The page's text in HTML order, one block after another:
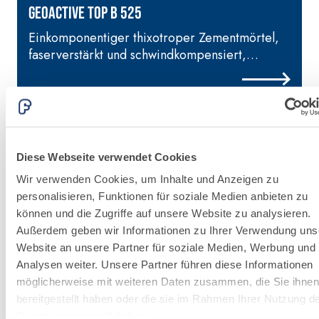
Diese Webseite verwendet Cookies
Wir verwenden Cookies, um Inhalte und Anzeigen zu
personalisieren, Funktionen für soziale Medien anbieten zu
können und die Zugriffe auf unsere Website zu analysieren.
Außerdem geben wir Informationen zu Ihrer Verwendung
Website an unsere Partner für soziale Medien, Werbung und
Analysen weiter. Unsere Partner führen diese Informationen
möglicherweise mit weiteren Daten zusammen, die Sie ihnen
bereitgestellt haben oder die sie im Rahmen Ihrer Nutzung
GEOACTIVE TOP B 525
Einkomponentiger thixotroper Zementmörtel,
faserverstärkt und schwindkompensiert,
spritzbar, für die Reparatur und
Wiederherstellung von Betonbauwerken
System
Erfahre
mehr
hydraulischem
Naturkalk NHL 3,5
und speziellen
Leichtfüllstoffen